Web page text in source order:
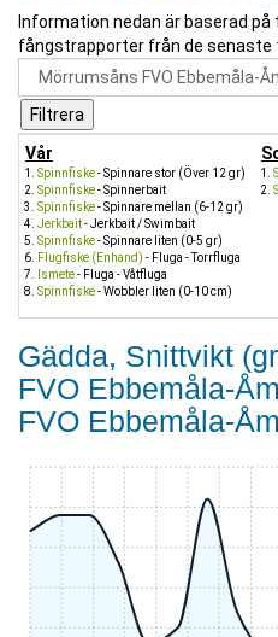
Information nedan är baserad
fångstrapporter från de senaste
Vår
Spinnfiske- Spinnare stor (Över 12 gr)
Spinnfiske- Spinnerbait
Spinnfiske- Spinnare mellan (6-12 gr)
Jerkbait- Jerkbait / Swimbait
Spinnfiske- Spinnare liten (0-5 gr)
Flugfiske (Enhand) - Fluga - Torrfluga
Ismete- Fluga - Våtfluga
Spinnfiske- Wobbler liten (0-10 cm)
Gädda, Snittvikt
FVO Ebbemåla-
FVO Ebbemåla-